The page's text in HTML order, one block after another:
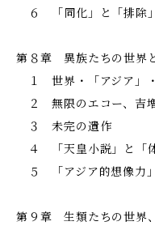
６ 「同化」と「排除
第８章 異族たちの世界と
１ 世界・「アジア」
２ 無限のエコー、吉
３ 未完の遺作
４ 「天皇小説」と「体
５ 「アジア的想像力
第９章 生類たちの世界